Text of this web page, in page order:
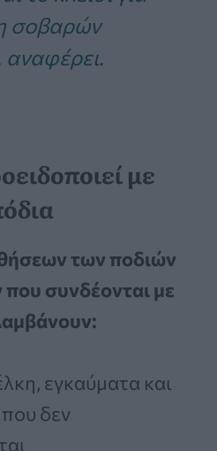
σοβαρών
με
των ποδιών
συνδέονται με
εγκαύματα και
δεν